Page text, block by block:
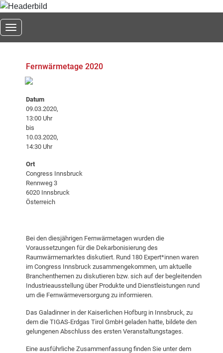
Toggle navigation
Fernwärmetage 2020
Datum
09.03.2020,
13:00 Uhr
bis
10.03.2020,
14:30 Uhr
Ort
Congress Innsbruck
Rennweg 3
6020 Innsbruck
Österreich
Bei den diesjährigen Fernwärmetagen wurden die
Voraussetzungen für die Dekarbonisierung des
Raumwärmemarktes diskutiert. Rund 180 Expert*innen waren
im Congress Innsbruck zusammengekommen, um aktuelle
Branchenthemen zu diskutieren bzw. sich auf der begleitenden
Industrieausstellung über Produkte und Dienstleistungen rund
um die Fernwärmeversorgung zu informieren.
Das Galadinner in der Kaiserlichen Hofburg in Innsbruck, zu
dem die TIGAS-Erdgas Tirol GmbH geladen hatte, bildete den
gelungenen Abschluss des ersten Veranstaltungstages.
Eine ausführliche Zusammenfassung finden Sie unter dem